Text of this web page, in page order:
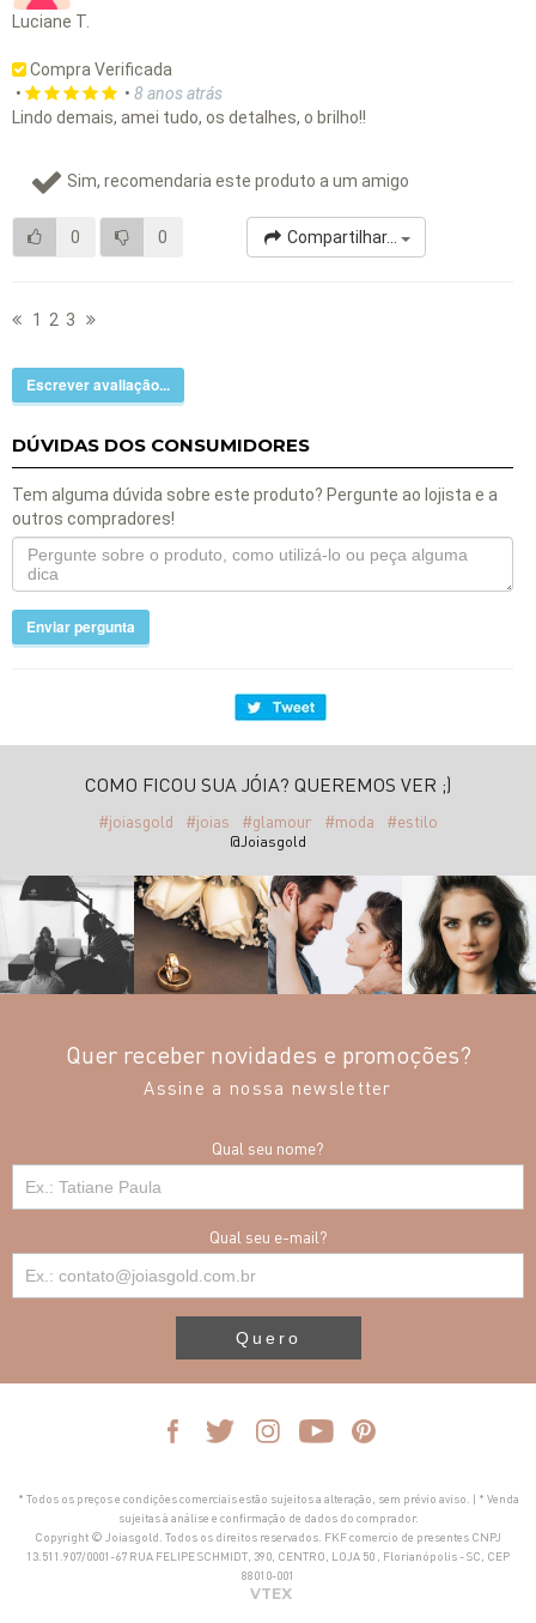
Luciane T.
Compra Verificada
•
• 8 anos atrás
Lindo demais, amei tudo, os detalhes, o brilho!!
Sim, recomendaria este produto a um amigo
0 0 Compartilhar...
1 2 3
Escrever avaliação...
DÚVIDAS DOS CONSUMIDORES
Tem alguma dúvida sobre este produto? Pergunte ao lojista e a
outros compradores!
Enviar pergunta
COMO FICOU SUA JÓIA? QUEREMOS VER ;)
#joiasgold #joias #glamour #moda #estilo
@Joiasgold
Quer receber novidades e promoções?
Assine a nossa newsletter
Qual seu nome?
Qual seu e-mail?
Quero
* Todos os preços e condições comerciais estão sujeitos a alteração, sem prévio aviso. | * Venda
sujeitas à análise e confirmação de dados do comprador.
Copyright © Joiasgold. Todos os direitos reservados. FKF comercio de presentes CNPJ
13.511.907/0001-67 RUA FELIPE SCHMIDT, 390, CENTRO, LOJA 50 , Florianópolis - SC, CEP
88010-001
VTEX